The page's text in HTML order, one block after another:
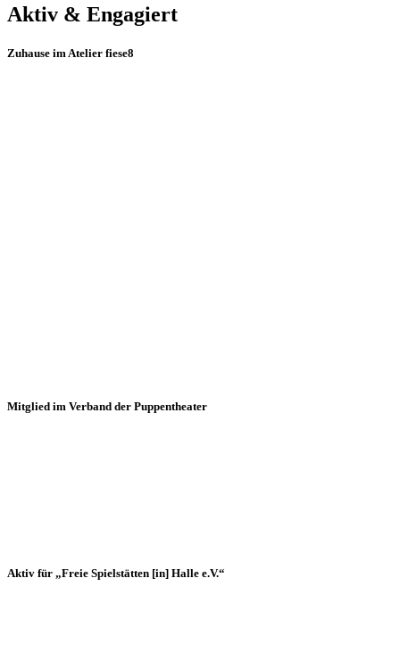
Aktiv & Engagiert
Zuhause im Atelier fiese8
Mitglied im Verband der Puppentheater
Aktiv für „Freie Spielstätten [in] Halle e.V.“